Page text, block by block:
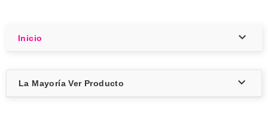
Inicio 
La Mayoría Ver Producto 